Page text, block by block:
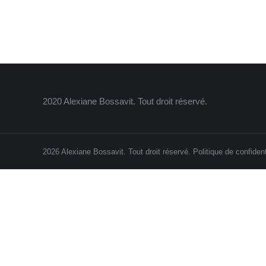
2020 Alexiane Bossavit. Tout droit réservé.
2026 Alexiane Bossavit. Tout droit réservé. Politique de